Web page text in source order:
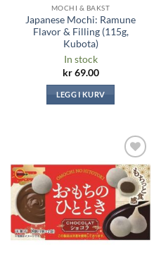
MOCHI & BAKST
Japanese Mochi: Ramune
Flavor & Filling (115g,
Kubota)
In stock
kr69.00
LEGG I KURV
Legg til i
ønskeliste